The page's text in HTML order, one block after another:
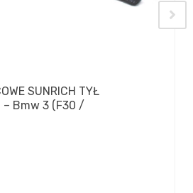
SUNRICH TYŁ
– Bmw 3 (F30 /